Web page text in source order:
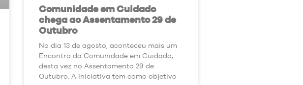
Comunidade em Cuidado
chega ao Assentamento 29 de
Outubro
No dia 13 de agosto, aconteceu mais um
Encontro da Comunidade em Cuidado,
desta vez no Assentamento 29 de
Outubro. A iniciativa tem como objetivo